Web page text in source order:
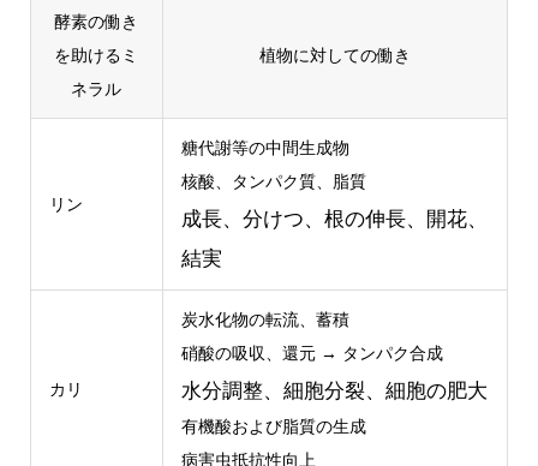
酵素の働き
を助けるミ
ネラル
植物に対しての働き
リン
糖代謝等の中間生成物
核酸、タンパク質、脂質
成長、分けつ、根の伸長、開花、
結実
カリ
炭水化物の転流、蓄積
硝酸の吸収、還元 → タンパク合成
水分調整、細胞分裂、細胞の肥大
有機酸および脂質の生成
病害虫抵抗性向上